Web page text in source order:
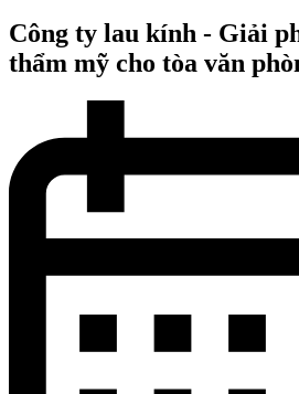
Công ty lau kính - Giải
thẩm mỹ cho tòa văn